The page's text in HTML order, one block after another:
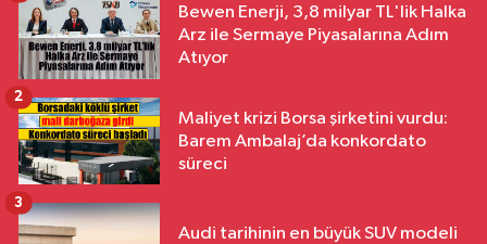
Bewen Enerji, 3,8 milyar TL'lik Halka
Arz ile Sermaye Piyasalarına Adım
Atıyor
Maliyet krizi Borsa şirketini vurdu:
Barem Ambalaj’da konkordato
süreci
2
Audi tarihinin en büyük SUV modeli
3